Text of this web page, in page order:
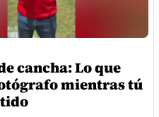
cancha: Lo que
mientras tú